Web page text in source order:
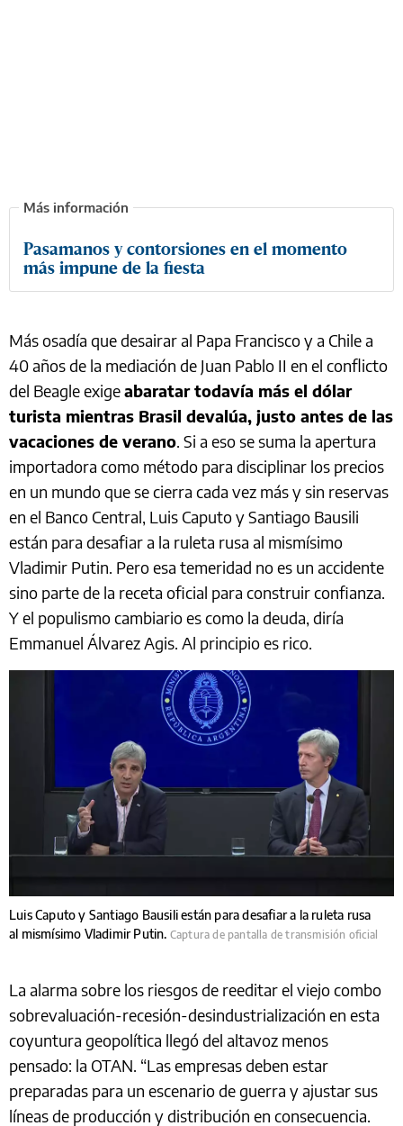
Pasamanos y contorsiones en el momento
más impune de la fiesta
Más osadía que desairar al Papa Francisco y a Chile a
40 años de la mediación de Juan Pablo II en el conflicto
del Beagle exigeabaratar todavía más el dólar
turista mientras Brasil devalúa, justo antes de las
vacaciones de verano. Si a eso se suma la apertura
importadora como método para disciplinar los precios
en un mundo que se cierra cada vez más y sin reservas
en el Banco Central, Luis Caputo y Santiago Bausili
están para desafiar a la ruleta rusa al mismísimo
Vladimir Putin. Pero esa temeridad no es un accidente
sino parte de la receta oficial para construir confianza.
Y el populismo cambiario es como la deuda, diría
Emmanuel Álvarez Agis. Al principio es rico.
Luis Caputo y Santiago Bausili están para desafiar a la ruleta rusa
al mismísimo Vladimir Putin. Captura de pantalla de transmisión oficial
La alarma sobre los riesgos de reeditar el viejo combo
sobrevaluación-recesión-desindustrialización en esta
coyuntura geopolítica llegó del altavoz menos
pensado: la OTAN. “Las empresas deben estar
preparadas para un escenario de guerra y ajustar sus
líneas de producción y distribución en consecuencia.